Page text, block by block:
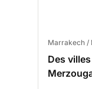
Marrakech /
Des